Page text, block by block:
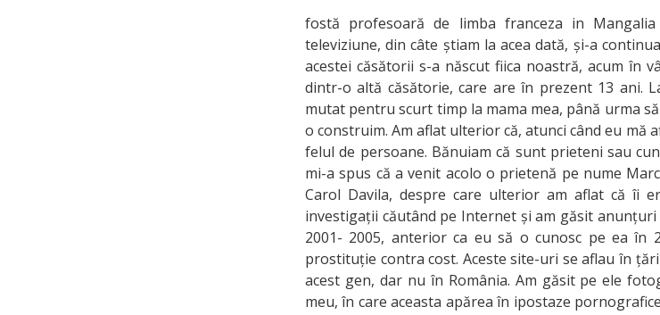
fostă profesoară de limba franceza in
televiziune, din câte știam la acea dată, și-a
acestei căsătorii s-a născut fiica noastră, acum în
dintr-o altă căsătorie, care are în prezent 13 ani.
mutat pentru scurt timp la mama mea, până urma
o construim. Am aflat ulterior că, atunci când eu mă
felul de persoane. Bănuiam că sunt prieteni sau
mi-a spus că a venit acolo o prietenă pe nume
Carol Davila, despre care ulterior am aflat că îi
investigații căutând pe Internet și am găsit
2001- 2005, anterior ca eu să o cunosc pe ea în
prostituție contra cost. Aceste site-uri se aflau în
acest gen, dar nu în România. Am găsit pe ele
meu, în care aceasta apărea în ipostaze